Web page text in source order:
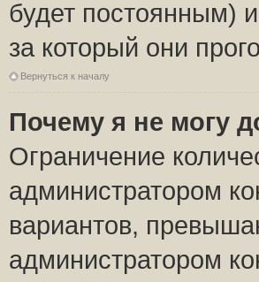
будет постоянным)
за который они
Вернуться к началу
Почему я не могу
Ограничение
администратором
вариантов,
администратором